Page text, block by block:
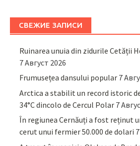
СВЕЖИЕ ЗАПИСИ
Ruinarea unuia din zidurile Cetății
7 Август 2026
Frumusețea dansului popular 7
Arctica a stabilit un record istoric
34°C dincolo de Cercul Polar 7
În regiunea Cernăuți a fost reținut
cerut unui fermier 50.000 de dolari